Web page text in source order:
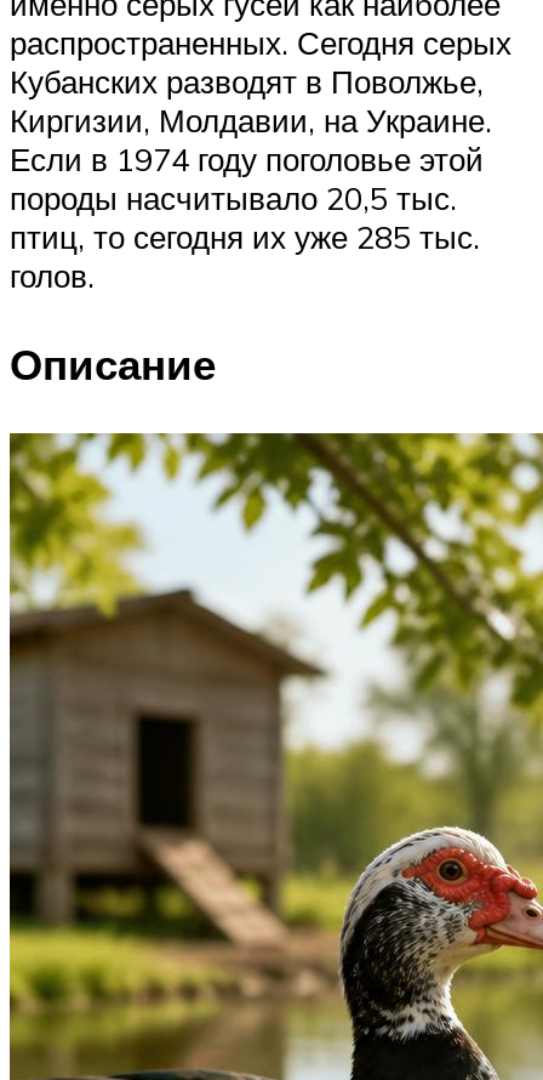
распространенных. Сегодня серых
Кубанских разводят в Поволжье,
Киргизии, Молдавии, на Украине.
Если в 1974 году поголовье этой
породы насчитывало 20,5 тыс.
птиц, то сегодня их уже 285 тыс.
голов.
Описание